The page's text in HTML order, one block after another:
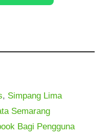
, Simpang Lima
Semarang
Bagi Pengguna